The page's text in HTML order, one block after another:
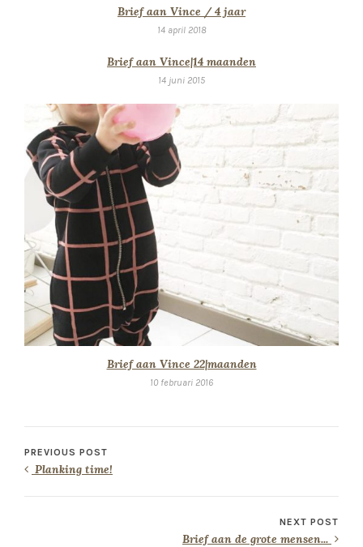
Brief aan Vince / 4 jaar
14 april 2018
Brief aan Vince|14 maanden
14 juni 2015
Brief aan Vince 22|maanden
10 februari 2016
PREVIOUS POST
Planking time!
NEXT POST
Brief aan de grote mensen...